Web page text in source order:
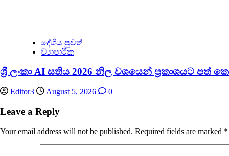
දේශීය පුවත්
ව්‍යාපාරික
ශ්‍රී ලංකා AI සතිය 2026 නිල වශයෙන් ප්‍රකාශයට පත්
Editor3 August 5, 2026 0
Leave a Reply
Your email address will not be published. Required fields are marked *